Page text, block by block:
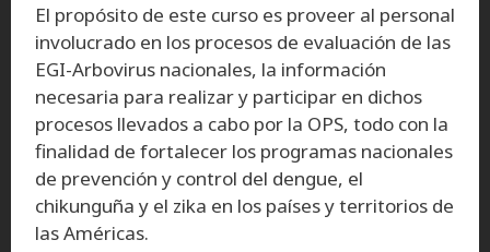
El propósito de este curso es proveer al personal
involucrado en los procesos de evaluación de las
EGI-Arbovirus nacionales, la información
necesaria para realizar y participar en dichos
procesos llevados a cabo por la OPS, todo con la
finalidad de fortalecer los programas nacionales
de prevención y control del dengue, el
chikunguña y el zika en los países y territorios de
las Américas.